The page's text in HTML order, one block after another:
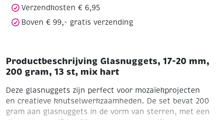
aantal
Verzendkosten € 6,95
Boven € 99,- gratis verzending
Productbeschrijving Glasnuggets, 17-20 mm,
200 gram, 13 st, mix hart
Deze glasnuggets zijn perfect voor mozaïekprojecten
en creatieve knutselwerkzaamheden. De set bevat 200
gram aan glasnuggets in de vorm van sterren, met een